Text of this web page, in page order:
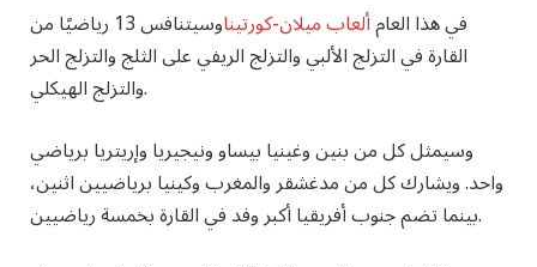
في هذا العامألعاب ميلان-كورتينا وسيتنافس 13 رياضيًا من
القارة في التزلج الألبي والتزلج الريفي على الثلج والتزلج الحر
والتزلج الهيكلي.
وسيمثل كل من بنين وغينيا بيساو ونيجيريا وإريتريا برياضي
واحد. ويشارك كل من مدغشقر والمغرب وكينيا برياضيين اثنين،
بينما تضم ​​جنوب أفريقيا أكبر وفد في القارة بخمسة رياضيين.